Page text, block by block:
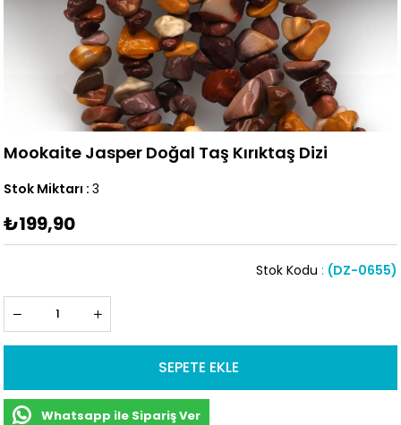
Mookaite Jasper Doğal Taş Kırıktaş Dizi
Stok Miktarı : 3
₺199,90
(DZ-0655)
Stok Kodu
Whatsapp ile Sipariş Ver